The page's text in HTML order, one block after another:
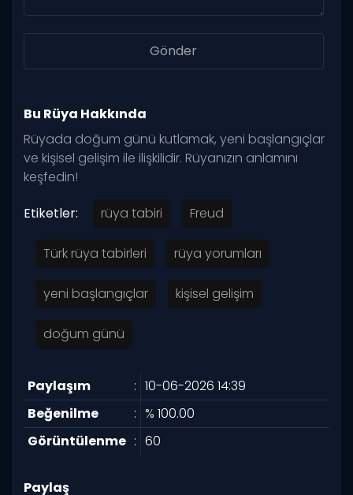
Bu Rüya Hakkında
Rüyada doğum günü kutlamak, yeni başlangıçlar
ve kişisel gelişim ile ilişkilidir. Rüyanızın anlamını
keşfedin!
Etiketler:
rüya tabiri Freud
Türk rüya tabirleri rüya yorumları
yeni başlangıçlar kişisel gelişim
doğum günü
Paylaşım : 10-06-2026 14:39
Beğenilme
: % 100.00
Görüntülenme : 60
Paylaş